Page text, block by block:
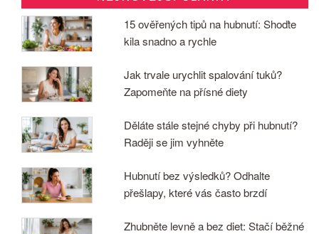
15 ověřených tipů na hubnutí: Shoďte
kila snadno a rychle
Jak trvale urychlit spalování tuků?
Zapomeňte na přísné diety
Děláte stále stejné chyby při hubnutí?
Raději se jim vyhněte
Hubnutí bez výsledků? Odhalte
přešlapy, které vás často brzdí
Zhubněte levně a bez diet: Stačí běžné